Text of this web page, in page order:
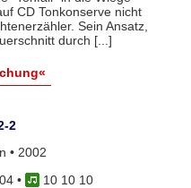
CD Tonkonserve nicht
Sein Ansatz,
durch [...]
2
• 2002
•
10 10 10